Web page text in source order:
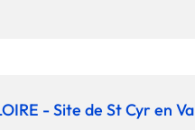
- Site de St Cyr en